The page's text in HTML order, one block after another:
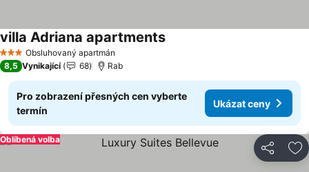
3 Počet hvězdiček
Obsluhovaný apartmán
villa Adriana apartmentsUkázat ceny
8,5 Vynikající 68 Rab
Pro zobrazení přesných cen vyberte
termín
Ukázat ceny
Sdílet
Oblíbená volba